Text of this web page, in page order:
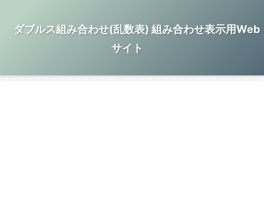
ダブルス組み合わせ(乱数表) 組み合わせ表示用Web
サイト